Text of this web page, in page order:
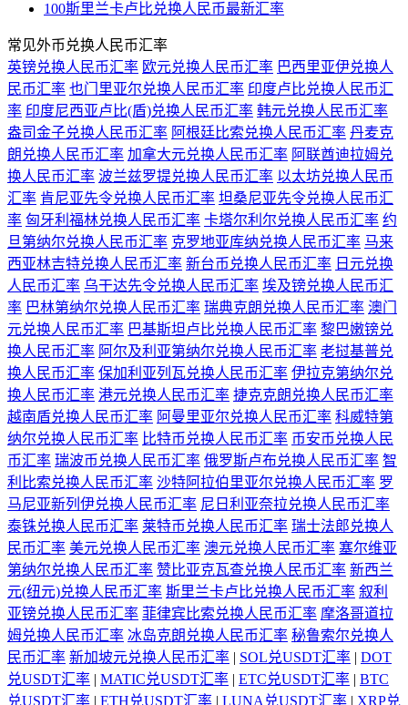
100斯里兰卡卢比兑换人民币最新汇率
常见外币兑换人民币汇率
英镑兑换人民币汇率 欧元兑换人民币汇率 巴西里亚伊兑换人
民币汇率 也门里亚尔兑换人民币汇率 印度卢比兑换人民币汇
率 印度尼西亚卢比(盾)兑换人民币汇率 韩元兑换人民币汇率
盎司金子兑换人民币汇率 阿根廷比索兑换人民币汇率 丹麦克
朗兑换人民币汇率 加拿大元兑换人民币汇率 阿联酋迪拉姆兑
换人民币汇率 波兰兹罗提兑换人民币汇率 以太坊兑换人民币
汇率 肯尼亚先令兑换人民币汇率 坦桑尼亚先令兑换人民币汇
率 匈牙利福林兑换人民币汇率 卡塔尔利尔兑换人民币汇率 约
旦第纳尔兑换人民币汇率 克罗地亚库纳兑换人民币汇率 马来
西亚林吉特兑换人民币汇率 新台币兑换人民币汇率 日元兑换
人民币汇率 乌干达先令兑换人民币汇率 埃及镑兑换人民币汇
率 巴林第纳尔兑换人民币汇率 瑞典克朗兑换人民币汇率 澳门
元兑换人民币汇率 巴基斯坦卢比兑换人民币汇率 黎巴嫩镑兑
换人民币汇率 阿尔及利亚第纳尔兑换人民币汇率 老挝基普兑
换人民币汇率 保加利亚列瓦兑换人民币汇率 伊拉克第纳尔兑
换人民币汇率 港元兑换人民币汇率 捷克克朗兑换人民币汇率
越南盾兑换人民币汇率 阿曼里亚尔兑换人民币汇率 科威特第
纳尔兑换人民币汇率 比特币兑换人民币汇率 币安币兑换人民
币汇率 瑞波币兑换人民币汇率 俄罗斯卢布兑换人民币汇率 智
利比索兑换人民币汇率 沙特阿拉伯里亚尔兑换人民币汇率 罗
马尼亚新列伊兑换人民币汇率 尼日利亚奈拉兑换人民币汇率
泰铢兑换人民币汇率 莱特币兑换人民币汇率 瑞士法郎兑换人
民币汇率 美元兑换人民币汇率 澳元兑换人民币汇率 塞尔维亚
第纳尔兑换人民币汇率 赞比亚克瓦查兑换人民币汇率 新西兰
元(纽元)兑换人民币汇率 斯里兰卡卢比兑换人民币汇率 叙利
亚镑兑换人民币汇率 菲律宾比索兑换人民币汇率 摩洛哥道拉
姆兑换人民币汇率 冰岛克朗兑换人民币汇率 秘鲁索尔兑换人
民币汇率 新加坡元兑换人民币汇率 | SOL兑USDT汇率 | DOT
兑USDT汇率 | MATIC兑USDT汇率 | ETC兑USDT汇率 | BTC
兑USDT汇率 | ETH兑USDT汇率 | LUNA兑USDT汇率 | XRP兑